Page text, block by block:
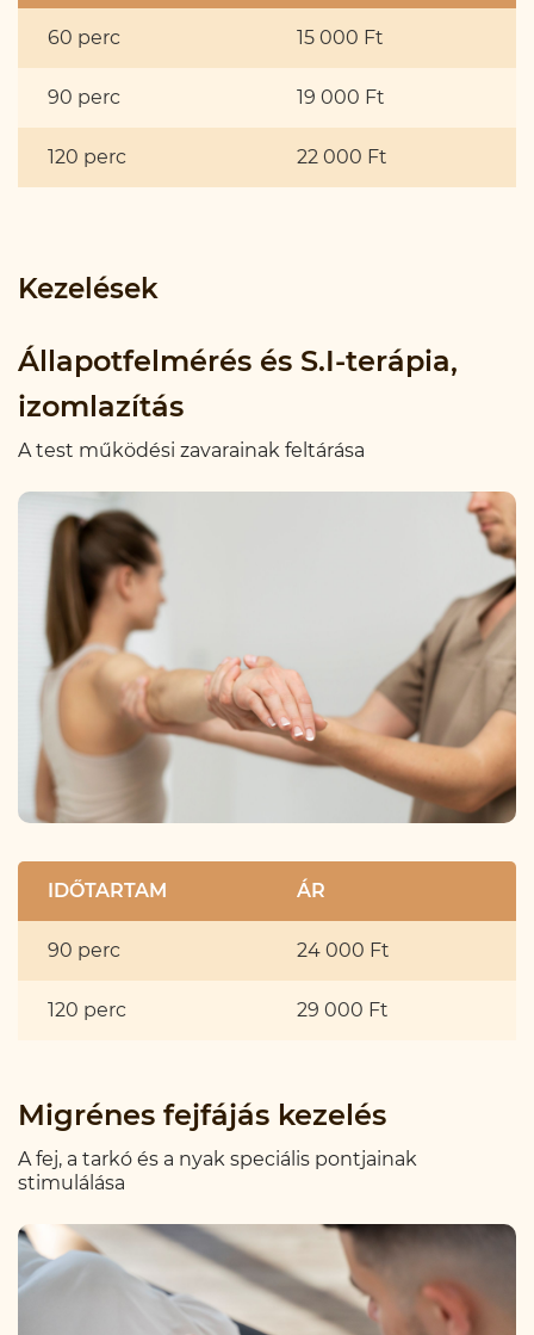
60 perc 15 000 Ft
90 perc 19 000 Ft
120 perc 22 000 Ft
Kezelések
Állapotfelmérés és S.I-terápia,
izomlazítás
A test működési zavarainak feltárása
IDŐTARTAM ÁR
90 perc 24 000 Ft
120 perc 29 000 Ft
Migrénes fejfájás kezelés
A fej, a tarkó és a nyak speciális pontjainak
stimulálása